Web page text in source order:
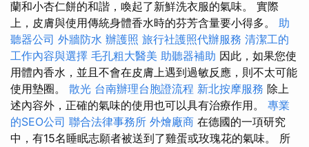
蘭和小杏仁餅的和諧，喚起了新鮮洗衣服的氣味。 實際
上，皮膚與使用傳統身體香水時的芬芳含量要小得多。 助
聽器公司 外牆防水 辦護照 旅行社護照代辦服務 清潔工的
工作內容與選擇 毛孔粗大醫美 助聽器補助 因此，如果您使
用體內香水，並且不會在皮膚上遇到過敏反應，則不太可能
使用墊圈。 散光 台南辦理台胞證流程 新北按摩服務 除上
述內容外，正確的氣味的使用也可以具有治療作用。 專業
的SEO公司 聯合法律事務所 外燴廠商 在德國的一項研究
中，有15名睡眠志願者被送到了雞蛋或玫瑰花的氣味。 所